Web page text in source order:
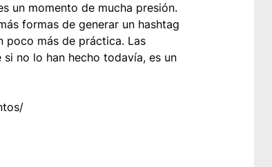
un momento de mucha presión.
formas de generar un hashtag
poco más de práctica. Las
no lo han hecho todavía, es un